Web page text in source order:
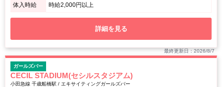
体入時給 時給2,000円以上
詳細を見る
最終更新日：2026/8/7
ガールズバー
CECIL STADIUM(セシルスタジアム)
小田急線 千歳船橋駅 / エキサイティングガールズバー